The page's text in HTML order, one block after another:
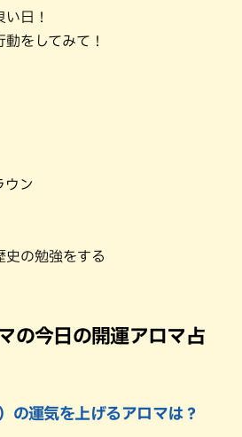
日！
をしてみて！
ウン
史の勉強をする
の今日の開運アロマ占
の運気を上げるアロマは？